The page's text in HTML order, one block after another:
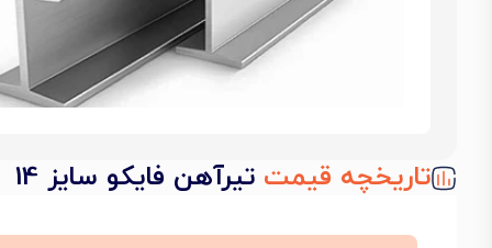
تاریخچه قیمت تیرآهن فایکو سایز 14